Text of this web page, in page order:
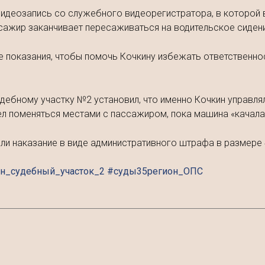
со служебного видеорегистратора, в
заканчивает пересаживаться на водительское
показания, чтобы помочь Кочкину избежать
участку №2 установил, что именно Кочкин
поменяться местами с пассажиром, пока машина
наказание в виде административного штрафа в
#суды35регион_ОПС